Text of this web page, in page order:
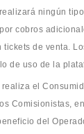
ningún
cobros
tickets de venta.
de uso de la
el
Comisionistas,
del